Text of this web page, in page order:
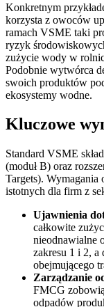
Konkretnym
korzysta z owoców
ramach VSME taki
ryzyk
zużycie wody w
Podobnie wytwórca
swoich produktów
ekosystemy wodne.
Kluczowe
Standard VSME
(moduł B) oraz
Targets). Wymagania
istotnych dla firm z
Ujawnienia
całkowite
nieodnawialne
zakresu 1 i 2, a
obejmującego
Zarządzanie
FMCG
odpadów